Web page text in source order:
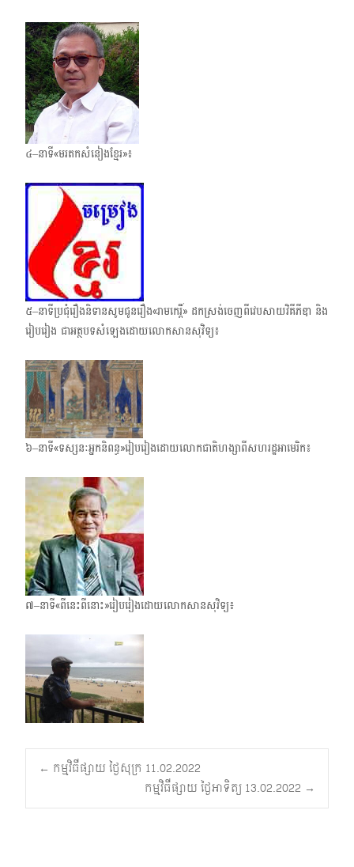
៤–នាទី«មរតកសំនៀងខ្មែរ»៖
៥–នាទីប្រជុំរឿងនិទានសូមជូនរឿង«រាមកេរ្តិ៍» ដកស្រង់ចេញពីវេបសាយវិគីភីឌា និង
រៀបរៀង ជាអត្ថបទ​សំឡេងដោយលោកសានសុវិទ្យ៖
៦–នាទី«ទស្សនៈអ្នកនិពន្ធ»រៀបរៀងដោយលោកជាតិហង្សាពីសហរដ្ឋអាមេរិក៖
៧–នាទី«ពីនេះពីនោះ»រៀបរៀងដោយលោកសានសុវិទ្យ៖
Post
navigation
← កម្មវិធីផ្សាយ ថ្ងៃសុក្រ 11.02.2022
កម្មវិធីផ្សាយ ថ្ងៃអាទិត្យ 13.02.2022 →